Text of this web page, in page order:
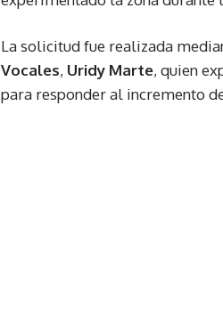
La solicitud fue realizada
Vocales, Uridy Marte, quien
para responder al incremento